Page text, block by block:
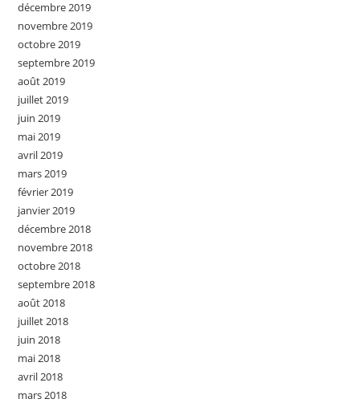
décembre 2019
novembre 2019
octobre 2019
septembre 2019
août 2019
juillet 2019
juin 2019
mai 2019
avril 2019
mars 2019
février 2019
janvier 2019
décembre 2018
novembre 2018
octobre 2018
septembre 2018
août 2018
juillet 2018
juin 2018
mai 2018
avril 2018
mars 2018